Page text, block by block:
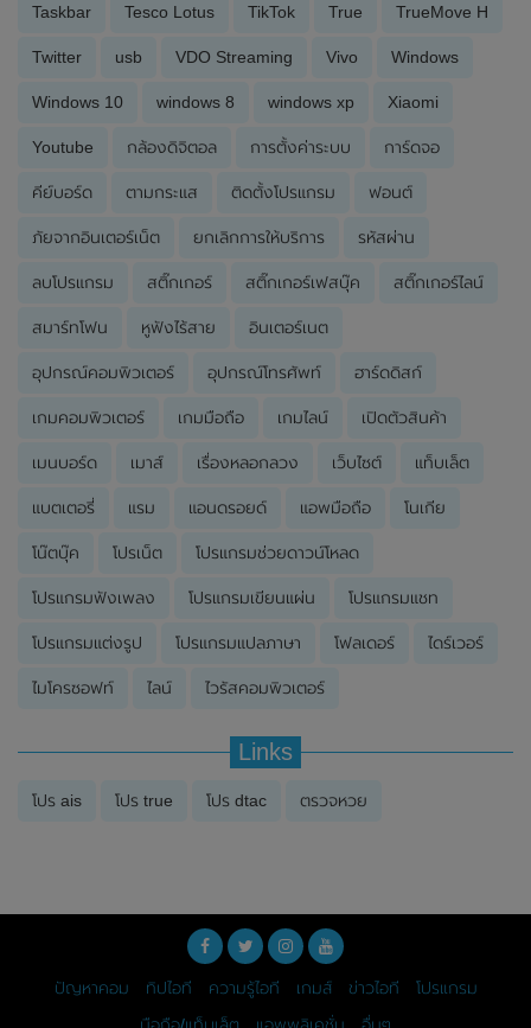
Taskbar Tesco Lotus TikTok True TrueMove H
Twitter usb VDO Streaming Vivo Windows
Windows 10 windows 8 windows xp Xiaomi
Youtube กล้องดิจิตอล การตั้งค่าระบบ การ์ดจอ
คีย์บอร์ด ตามกระแส ติดตั้งโปรแกรม ฟอนต์
ภัยจากอินเตอร์เน็ต ยกเลิกการให้บริการ รหัสผ่าน
ลบโปรแกรม สติ๊กเกอร์ สติ๊กเกอร์เฟสบุ๊ค สติ๊กเกอร์ไลน์
สมาร์ทโฟน หูฟังไร้สาย อินเตอร์เนต
อุปกรณ์คอมพิวเตอร์ อุปกรณ์โทรศัพท์ ฮาร์ดดิสก์
เกมคอมพิวเตอร์ เกมมือถือ เกมไลน์ เปิดตัวสินค้า
เมนบอร์ด เมาส์ เรื่องหลอกลวง เว็บไซต์ แท็บเล็ต
แบตเตอรี่ แรม แอนดรอยด์ แอพมือถือ โนเกีย
โน๊ตบุ๊ค โปรเน็ต โปรแกรมช่วยดาวน์โหลด
โปรแกรมฟังเพลง โปรแกรมเขียนแผ่น โปรแกรมแชท
โปรแกรมแต่งรูป โปรแกรมแปลภาษา โฟลเดอร์ ไดร์เวอร์
ไมโครซอฟท์ ไลน์ ไวรัสคอมพิวเตอร์
Links
โปร ais โปร true โปร dtac ตรวจหวย
ปัญหาคอม ทิปไอที ความรู้ไอที เกมส์ ข่าวไอที
โปรแกรม
มือถือ/แท็บเล็ต
แอพพลิเคชั่น อื่นๆ